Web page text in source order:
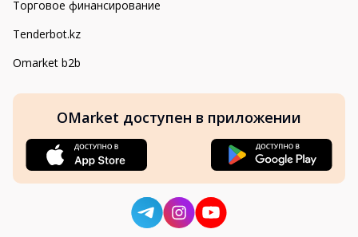
Торговое финансирование
Tenderbot.kz
Omarket b2b
OMarket доступен в приложении